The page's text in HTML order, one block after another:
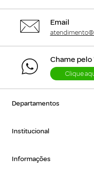
Email
Chame pelo
Clique
Departamentos
Institucional
Informações